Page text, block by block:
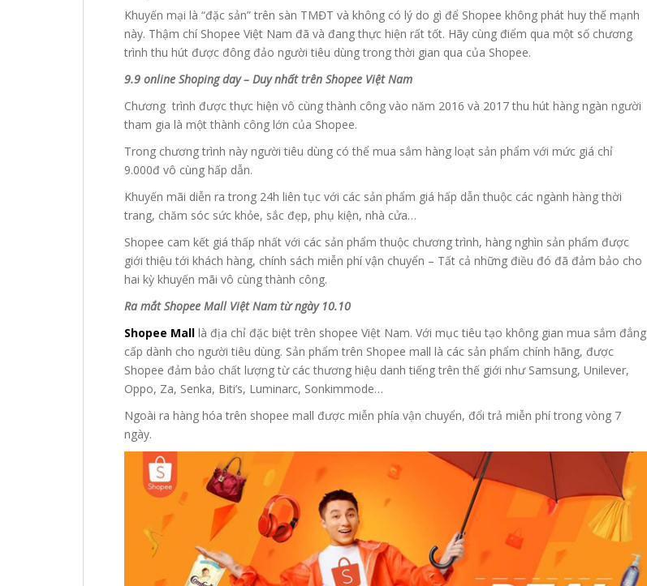
Khuyến mại là “đặc sản” trên sàn TMĐT và không có lý do gì để Shopee không phát huy thế mạnh
này. Thậm chí Shopee Việt Nam đã và đang thực hiện rất tốt. Hãy cùng điểm qua một số chương
trình thu hút được đông đảo người tiêu dùng trong thời gian qua của Shopee.
9.9 online Shoping day – Duy nhất trên Shopee Việt Nam
Chương trình được thực hiện vô cùng thành công vào năm 2016 và 2017 thu hút hàng ngàn người
tham gia là một thành công lớn của Shopee.
Trong chương trình này người tiêu dùng có thể mua sắm hàng loạt sản phẩm với mức giá chỉ
9.000đ vô cùng hấp dẫn.
Khuyến mãi diễn ra trong 24h liên tục với các sản phẩm giá hấp dẫn thuộc các ngành hàng thời
trang, chăm sóc sức khỏe, sắc đẹp, phụ kiện, nhà cửa…
Shopee cam kết giá thấp nhất với các sản phẩm thuộc chương trình, hàng nghìn sản phẩm được
giới thiệu tới khách hàng, chính sách miễn phí vận chuyển – Tất cả những điều đó đã đảm bảo cho
hai kỳ khuyến mãi vô cùng thành công.
Ra mắt Shopee Mall Việt Nam từ ngày 10.10
Shopee Mall là địa chỉ đặc biệt trên shopee Việt Nam. Với mục tiêu tạo không gian mua sắm đẳng
cấp dành cho người tiêu dùng. Sản phẩm trên Shopee mall là các sản phẩm chính hãng, được
Shopee đảm bảo chất lượng từ các thương hiệu danh tiếng trên thế giới như Samsung, Unilever,
Oppo, Za, Senka, Biti’s, Luminarc, Sonkimmode…
Ngoài ra hàng hóa trên shopee mall được miễn phía vận chuyển, đổi trả miễn phí trong vòng 7
ngày.